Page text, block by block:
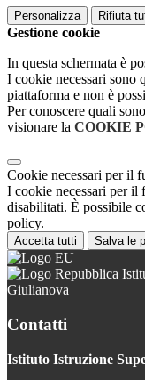
Personalizza Rifiuta
Gestione cookie
In questa schermata è
I cookie necessari sono
piattaforma e non è
Per conoscere quali
visionare la COOKIE
Cookie necessari per il
I cookie necessari per il
disabilitati. È possibile
policy.
Accetta tutti Salva le
Giulianova
Contatti
Istituto Istruzione